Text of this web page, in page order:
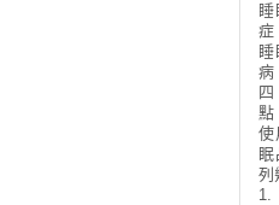
症
病
點
使
列